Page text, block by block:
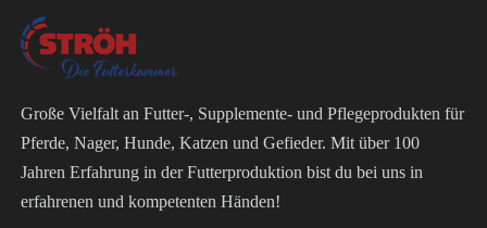
Große Vielfalt an Futter-, Supplemente- und Pflegeprodukten für
Pferde, Nager, Hunde, Katzen und Gefieder. Mit über 100
Jahren Erfahrung in der Futterproduktion bist du bei uns in
erfahrenen und kompetenten Händen!